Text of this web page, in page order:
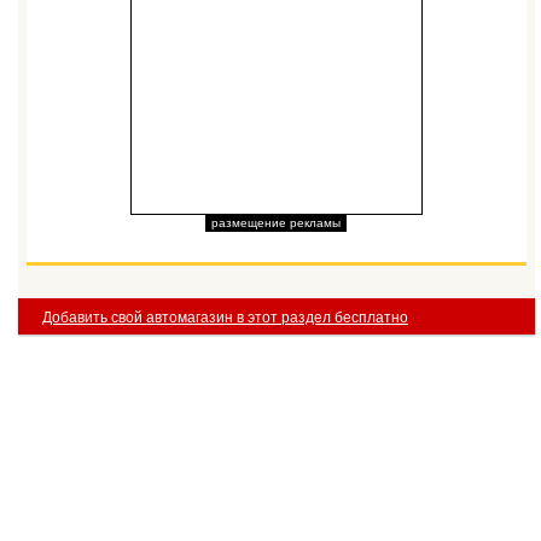
размещение рекламы
Добавить свой автомагазин в этот раздел бесплатно